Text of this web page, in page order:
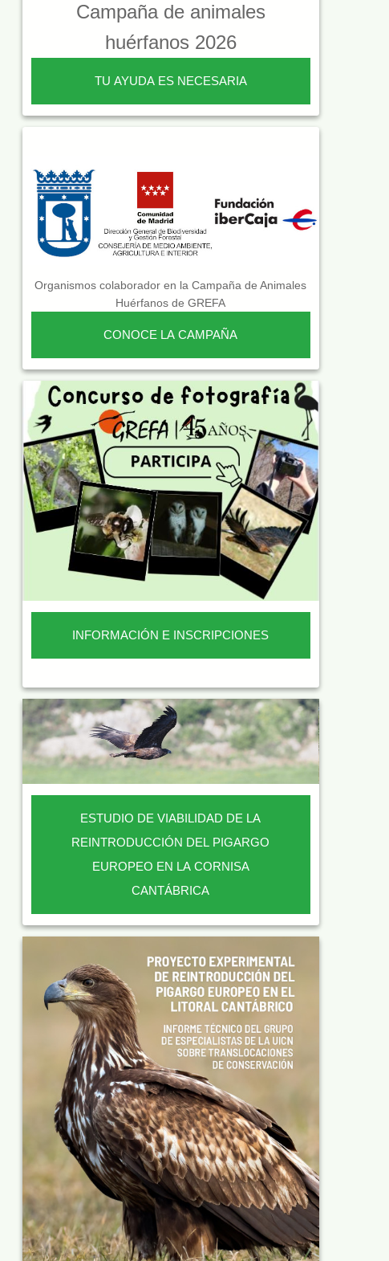
Campaña de animales
huérfanos 2026
TU AYUDA ES NECESARIA
Organismos colaborador en la Campaña de Animales
Huérfanos de GREFA
CONOCE LA CAMPAÑA
INFORMACIÓN E INSCRIPCIONES
ESTUDIO DE VIABILIDAD DE LA
REINTRODUCCIÓN DEL PIGARGO
EUROPEO EN LA CORNISA
CANTÁBRICA